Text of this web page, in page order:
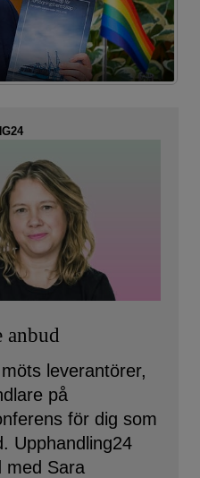
anbud
leverantörer,
på
för dig som
Upphandling24
med Sara